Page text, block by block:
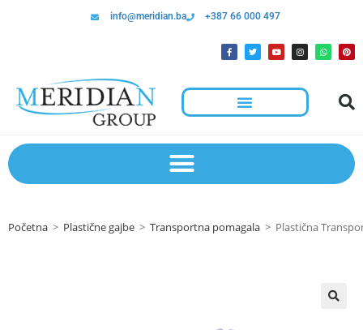
info@meridian.ba +387 66 000 497
Početna > Plastične gajbe > Transportna pomagala > Plastična